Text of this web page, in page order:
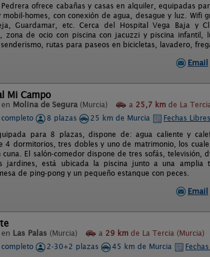
ofrece cabañas y casas en alquiler, equipadas
mobil-homes, con conexión de agua, desague y luz.
Guardamar, etc. Cerca del Hospital Vega Baja y
zona de ocio con piscina con jacuzzi y piscina
rutas para paseos en bicicletas, lavadero,
Email
Mi Campo
Molina de Segura (Murcia) a 25,7 km de La
8 plazas 25 km de Murcia
Fechas Libres
para 8 plazas, dispone de: agua caliente y
4 dormitorios, tres dobles y uno de matrimonio, los
cuna. El salón-comedor dispone de tres sofás, televisión,
jardines, está ubicada la piscina junto a una amplia
de ping-pong y un pequeño estanque con peces.
Email
Las Palas (Murcia) a 29 km de La Tercia (Murcia)
2-30+2 plazas 45 km de Murcia